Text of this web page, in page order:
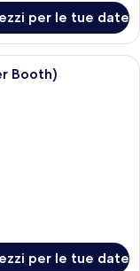
per le tue date
d'hotel moderna con
Booth)
per le tue date